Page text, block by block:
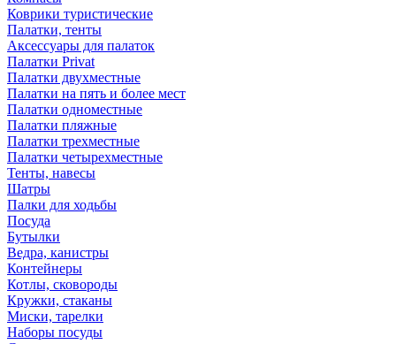
Коврики туристические
Палатки, тенты
Аксессуары для палаток
Палатки Privat
Палатки двухместные
Палатки на пять и более мест
Палатки одноместные
Палатки пляжные
Палатки трехместные
Палатки четырехместные
Тенты, навесы
Шатры
Палки для ходьбы
Посуда
Бутылки
Ведра, канистры
Контейнеры
Котлы, сковороды
Кружки, стаканы
Миски, тарелки
Наборы посуды